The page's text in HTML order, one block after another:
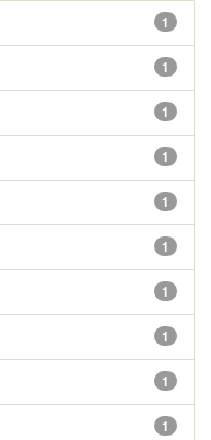
1
1
1
1
1
1
1
1
1
1